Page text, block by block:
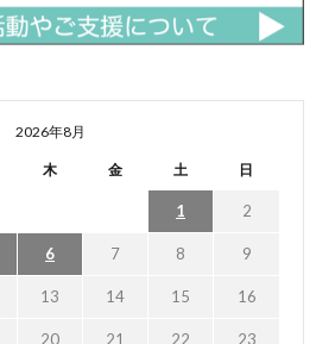
2026年8月
木 金 土 日
1 2
6 7 8 9
13 14 15 16
20 21 22 23